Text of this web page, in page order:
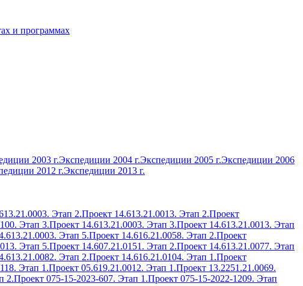
и программах
2003 г.Экспедиции 2004 г.Экспедиции 2005 г.Экспедиции 2006
2012 г.Экспедиции 2013 г.
Этап 2.Проект 14.613.21.0013. Этап 2.Проект
Этап 3.Проект 14.613.21.0003. Этап 3.Проект 14.613.21.0013. Этап
Этап 5.Проект 14.616.21.0058. Этап 2.Проект
Этап 5.Проект 14.607.21.0151. Этап 2.Проект 14.613.21.0077. Этап
Этап 2.Проект 14.616.21.0104. Этап 1.Проект
Этап 1.Проект 05.619.21.0012. Этап 1.Проект 13.2251.21.0069.
2.Проект 075-15-2023-607. Этап 1.Проект 075-15-2022-1209. Этап